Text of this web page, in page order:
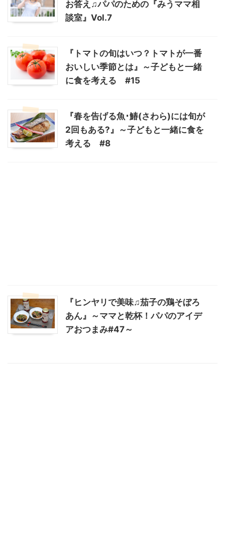
お答え♫パパのための『みうママ相
談室』Vol.7
『トマトの旬はいつ？トマトが一番
おいしい季節とは』～子どもと一緒
に食を考える #15
『春を告げる魚･鰆(さわら)には旬が
2回もある?』～子どもと一緒に食を
考える #8
『ヒンヤリで美味♫茄子の鶏そぼろ
あん』～ママと乾杯！パパのアイデ
アおつまみ#47～